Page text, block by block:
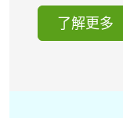
了解更多